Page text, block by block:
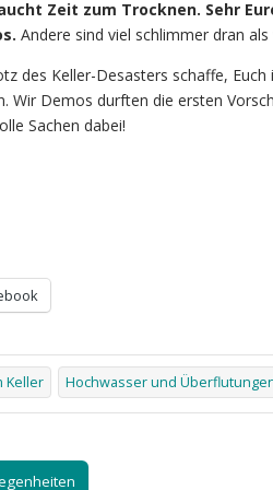
Zeit zum Trocknen. Sehr
Andere sind viel schlimmer dran als
des Keller-Desasters schaffe,
Wir Demos durften die ersten
Sachen dabei!
Keller Hochwasser und